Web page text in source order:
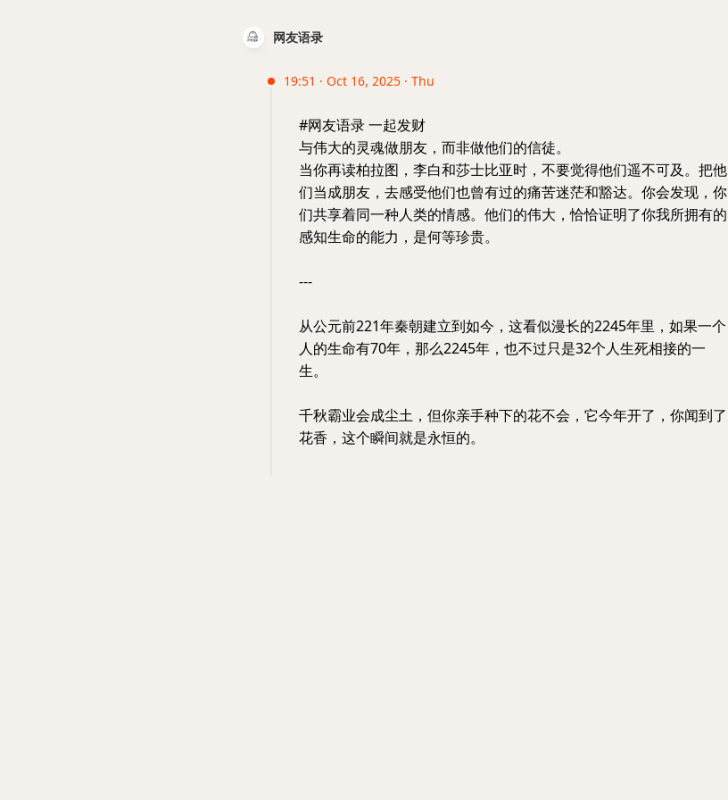
网友语录
19:51 · Oct 16, 2025 · Thu
#网友语录 一起发财
与伟大的灵魂做朋友，而非做他们的信徒。
当你再读柏拉图，李白和莎士比亚时，不要觉得他们遥不可及。把他
们当成朋友，去感受他们也曾有过的痛苦迷茫和豁达。你会发现，你
们共享着同一种人类的情感。他们的伟大，恰恰证明了你我所拥有的
感知生命的能力，是何等珍贵。
---
从公元前221年秦朝建立到如今，这看似漫长的2245年里，如果一个
人的生命有70年，那么2245年，也不过只是32个人生死相接的一
生。
千秋霸业会成尘土，但你亲手种下的花不会，它今年开了，你闻到了
花香，这个瞬间就是永恒的。